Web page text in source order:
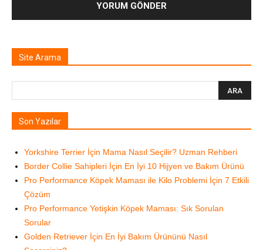
Site Arama
Son Yazılar
Yorkshire Terrier İçin Mama Nasıl Seçilir? Uzman Rehberi
Border Collie Sahipleri İçin En İyi 10 Hijyen ve Bakım Ürünü
Pro Performance Köpek Maması ile Kilo Problemi İçin 7 Etkili
Çözüm
Pro Performance Yetişkin Köpek Maması: Sık Sorulan
Sorular
Golden Retriever İçin En İyi Bakım Ürününü Nasıl